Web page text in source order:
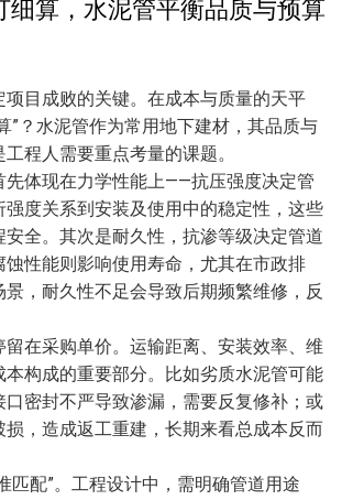
细算，水泥管平衡品质与预算
项目成败的关键。在成本与质量的天平
”？水泥管作为常用地下建材，其品质与
程人需要重点考量的课题。
先体现在力学性能上——抗压强度决定管
强度关系到安装及使用中的稳定性，这些
全。其次是耐久性，抗渗等级决定管道
蚀性能则影响使用寿命，尤其在市政排
，耐久性不足会导致后期频繁维修，反
在采购单价。运输距离、安装效率、维
本构成的重要部分。比如劣质水泥管可能
口密封不严导致渗漏，需要反复修补；或
损，造成返工重建，长期来看总成本反而
匹配”。工程设计中，需明确管道用途